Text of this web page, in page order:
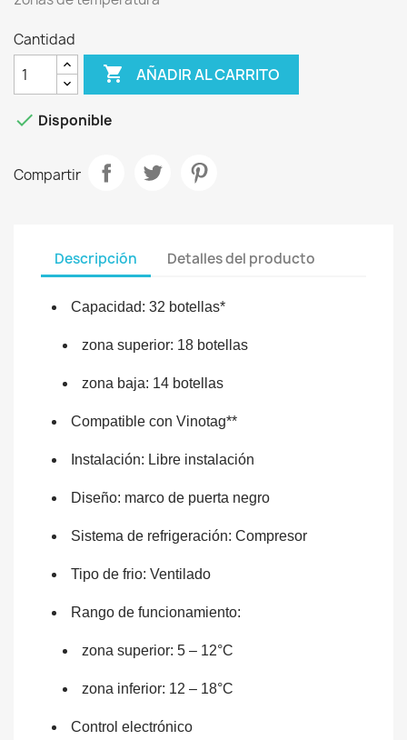
Cantidad
 AÑADIR AL CARRITO
 Disponible
Compartir
Descripción Detalles del producto
Capacidad: 32 botellas*
zona superior: 18 botellas
zona baja: 14 botellas
Compatible con Vinotag**
Instalación: Libre instalación
Diseño: marco de puerta negro
Sistema de refrigeración: Compresor
Tipo de frio: Ventilado
Rango de funcionamiento:
zona superior: 5 – 12°C
zona inferior: 12 – 18°C
Control electrónico